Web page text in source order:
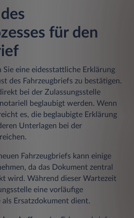
für den
Sie eine eidesstattliche Erklärung
des Fahrzeugbriefs zu bestätigen.
bei der Zulassungsstelle
beglaubigt werden. Wenn
es, die beglaubigte Erklärung
Unterlagen bei der
Fahrzeugbriefs kann einige
da das Dokument zentral
wird. Während dieser Wartezeit
eine vorläufige
als Ersatzdokument dient.